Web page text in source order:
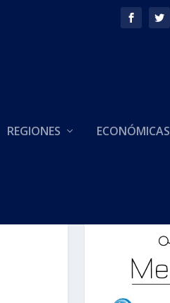
REGIONES ECONÓMICAS